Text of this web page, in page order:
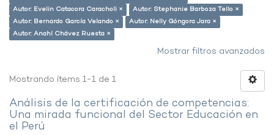
Autor: Evelin Catacora Caracholi ×
Autor: Stephanie Barboza Tello ×
Autor: Bernardo García Velando ×
Autor: Nelly Góngora Jara ×
Autor: Anahí Chávez Ruesta ×
Mostrar filtros avanzados
Mostrando ítems 1-1 de 1
Análisis de la certificación de competencias:
Una mirada funcional del Sector Educación en
el Perú